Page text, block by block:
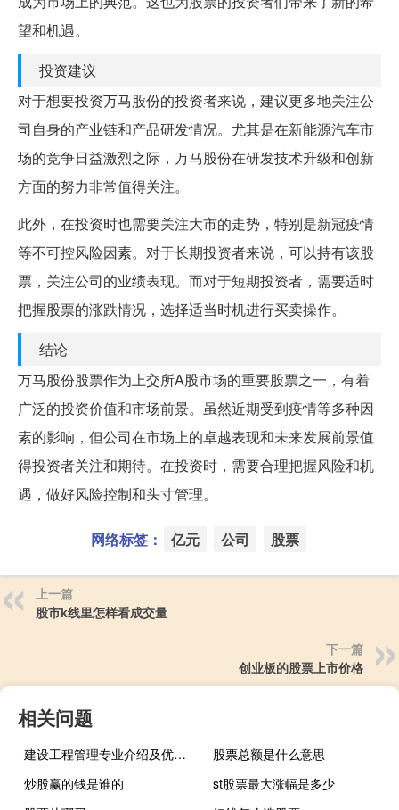
望和机遇。
投资建议
对于想要投资万马股份的投资者来说，建议更多地关注公
司自身的产业链和产品研发情况。尤其是在新能源汽车市
场的竞争日益激烈之际，万马股份在研发技术升级和创新
方面的努力非常值得关注。
此外，在投资时也需要关注大市的走势，特别是新冠疫情
等不可控风险因素。对于长期投资者来说，可以持有该股
票，关注公司的业绩表现。而对于短期投资者，需要适时
把握股票的涨跌情况，选择适当时机进行买卖操作。
结论
万马股份股票作为上交所A股市场的重要股票之一，有着
广泛的投资价值和市场前景。虽然近期受到疫情等多种因
素的影响，但公司在市场上的卓越表现和未来发展前景值
得投资者关注和期待。在投资时，需要合理把握风险和机
遇，做好风险控制和头寸管理。
网络标签： 亿元 公司 股票
上一篇
股市k线里怎样看成交量
下一篇
创业板的股票上市价格
相关问题
建设工程管理专业介绍及优势（建设工程管理专业介绍）
股票总额是什么意思
炒股赢的钱是谁的
st股票最大涨幅是多少